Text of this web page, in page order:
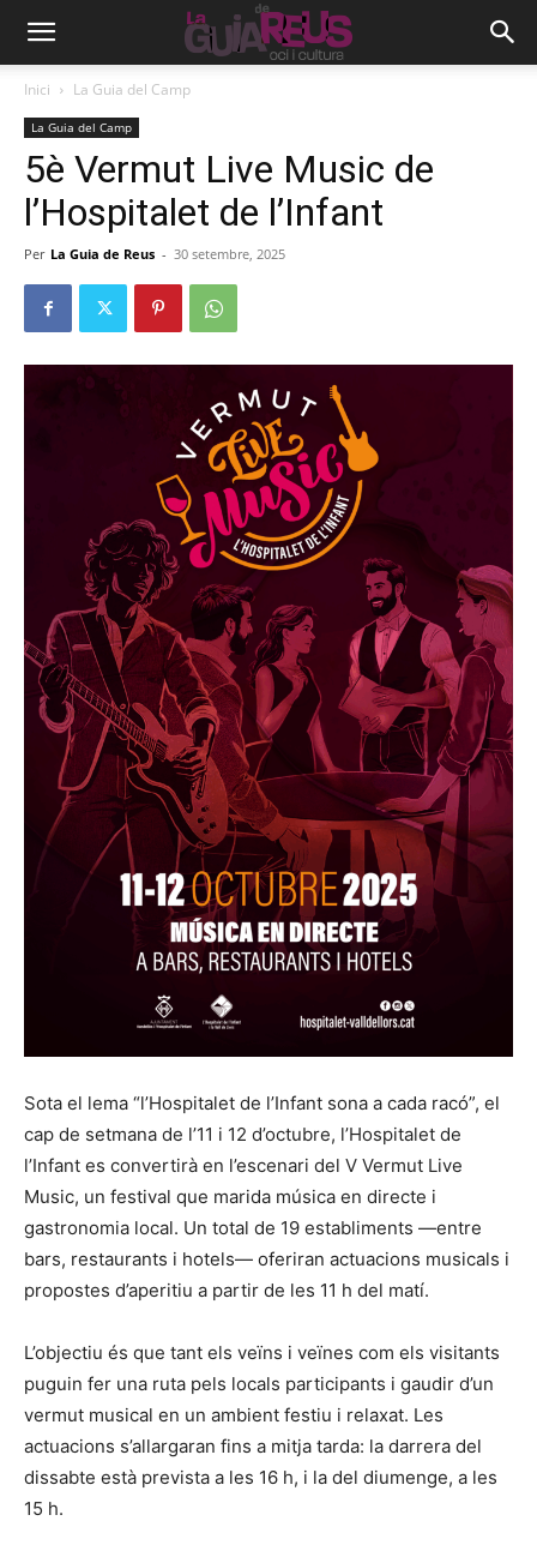
Inici La Guia del Camp
La Guia del Camp
5è Vermut Live Music de
l’Hospitalet de l’Infant
Per La Guia de Reus - 30 setembre, 2025
Sota el lema “l’Hospitalet de l’Infant sona a cada racó”, el
cap de setmana de l’11 i 12 d’octubre, l’Hospitalet de
l’Infant es convertirà en l’escenari del V Vermut Live
Music, un festival que marida música en directe i
gastronomia local. Un total de 19 establiments —entre
bars, restaurants i hotels— oferiran actuacions musicals i
propostes d’aperitiu a partir de les 11 h del matí.
L’objectiu és que tant els veïns i veïnes com els visitants
puguin fer una ruta pels locals participants i gaudir d’un
vermut musical en un ambient festiu i relaxat. Les
actuacions s’allargaran fins a mitja tarda: la darrera del
dissabte està prevista a les 16 h, i la del diumenge, a les
15 h.